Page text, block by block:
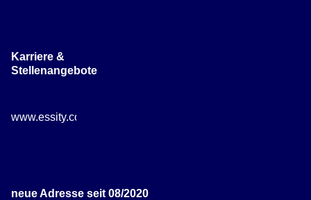
Karriere &
Stellenangebote
www.essity.com/careers
neue Adresse seit 08/2020